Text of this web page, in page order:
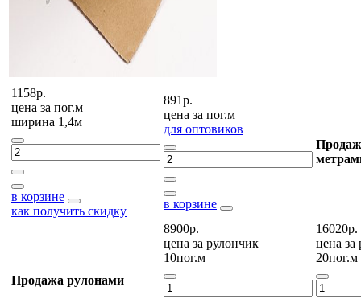
1158р.
цена за пог.м
ширина 1,4м
в корзине
как получить скидку
891р.
цена за пог.м
для оптовиков
в корзине
Продажа рулонами
8900р.
цена за рулончик
10пог.м
16020р.
цена за
20пог.м